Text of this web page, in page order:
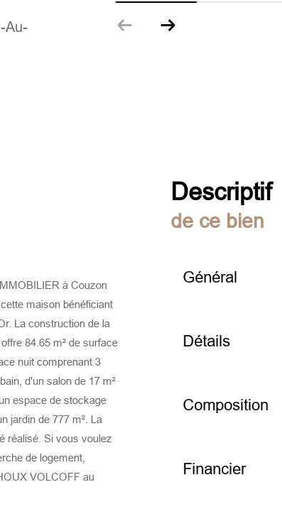
Au-
à Couzon
maison bénéficiant
La construction de la
84.65 m² de surface
nuit comprenant 3
d'un salon de 17 m²
espace de stockage
jardin de 777 m². La
réalisé. Si vous voulez
de logement,
VOLCOFF au
descriptif
de ce bien
Général
Détails
Composition
Financier